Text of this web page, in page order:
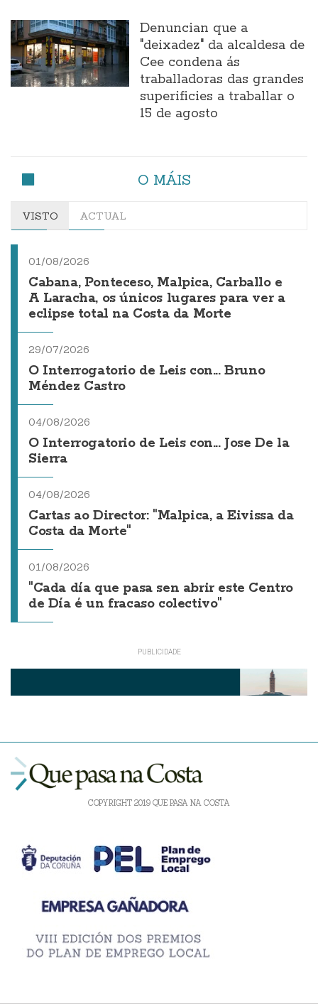
Denuncian que a
"deixadez" da alcaldesa de
Cee condena ás
traballadoras das grandes
superificies a traballar o
15 de agosto
O MÁIS
VISTO ACTUAL
01/08/2026
Cabana, Ponteceso, Malpica, Carballo e
A Laracha, os únicos lugares para ver a
eclipse total na Costa da Morte
29/07/2026
O Interrogatorio de Leis con... Bruno
Méndez Castro
04/08/2026
O Interrogatorio de Leis con... Jose De la
Sierra
04/08/2026
Cartas ao Director: "Malpica, a Eivissa da
Costa da Morte"
01/08/2026
"Cada día que pasa sen abrir este Centro
de Día é un fracaso colectivo"
COPYRIGHT 2019 QUE PASA NA COSTA